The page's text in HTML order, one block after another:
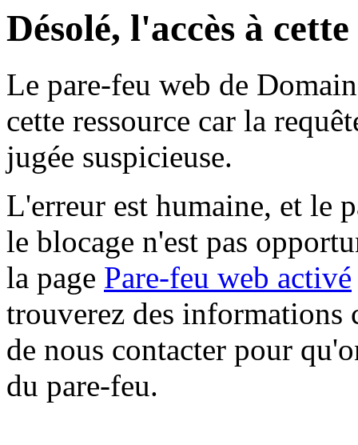
Désolé, l'accès à
Le pare-feu web de
cette ressource car la
jugée suspicieuse.
L'erreur est humaine, et le
le blocage n'est pas
la page Pare-feu web activé
trouverez des informations
de nous contacter pour
du pare-feu.